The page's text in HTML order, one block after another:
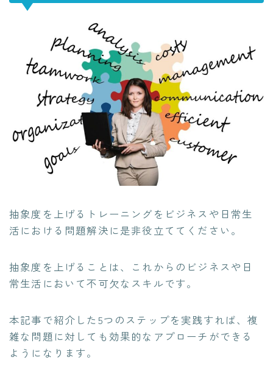
抽象度を上げるトレーニングをビジネスや日常生
活における問題解決に是非役立ててください。
抽象度を上げることは、これからのビジネスや日
常生活において不可欠なスキルです。
本記事で紹介した5つのステップを実践すれば、複
雑な問題に対しても効果的なアプローチができる
ようになります。